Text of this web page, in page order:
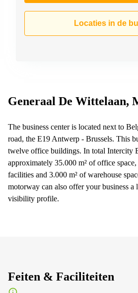
Locaties in de
Generaal De Wittelaan,
The business center is located next to
road, the E19 Antwerp - Brussels. This
twelve office buildings. In total Intercity
approximately 35.000 m² of office
facilities and 3.000 m² of warehouse
motorway can also offer your business a
visibility profile.
Feiten & Faciliteiten